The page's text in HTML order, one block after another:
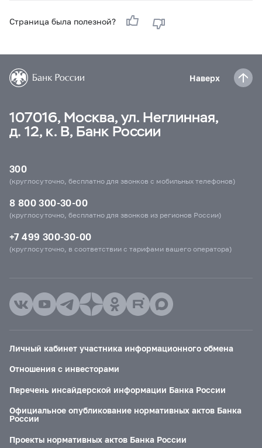
Страница была полезной?
Наверх
107016, Москва, ул. Неглинная,
д. 12, к. В, Банк России
300
(круглосуточно, бесплатно для звонков с мобильных телефонов)
8 800 300-30-00
(круглосуточно, бесплатно для звонков из регионов России)
+7 499 300-30-00
(круглосуточно, в соответствии с тарифами вашего оператора)
Личный кабинет участника информационного обмена
Отношения с инвесторами
Перечень инсайдерской информации Банка России
Официальное опубликование нормативных актов Банка
России
Проекты нормативных актов Банка России